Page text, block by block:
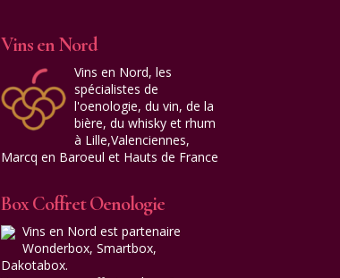
Vins en Nord
Vins en Nord, les
spécialistes de
l'oenologie, du vin, de la
bière, du whisky et rhum
à Lille,Valenciennes,
Marcq en Baroeul et Hauts de France
Box Coffret Oenologie
Vins en Nord est partenaire
Wonderbox, Smartbox,
Dakotabox.